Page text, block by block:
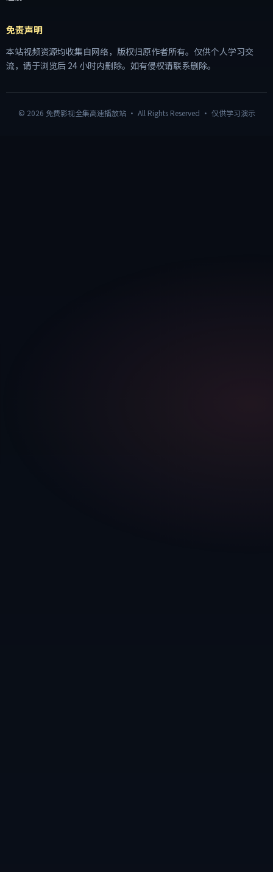
免责声明
本站视频资源均收集自网络，版权归原作者所有。仅供个人学习交
流，请于浏览后 24 小时内删除。如有侵权请联系删除。
© 2026 免费影视全集高速播放站· All Rights Reserved · 仅供学习演示